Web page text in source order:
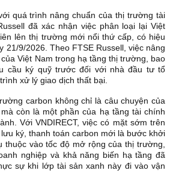
quá trình nâng chuẩn của thị trường tài
đã xác nhận việc phân loại lại Việt
lên thị trường mới nổi thứ cấp, có hiệu
21/9/2026. Theo FTSE Russell, việc nâng
Việt Nam trong hạ tầng thị trường, bao
cầu ký quỹ trước đối với nhà đầu tư tổ
xử lý giao dịch thất bại.
carbon không chỉ là câu chuyện của
còn là một phần của hạ tầng tài chính
Với VNDIRECT, việc có mặt sớm trên
ký, thanh toán carbon mới là bước khởi
thuộc vào tốc độ mở rộng của thị trường,
nghiệp và khả năng biến hạ tầng đã
sự khi lớp tài sản xanh này đi vào vận